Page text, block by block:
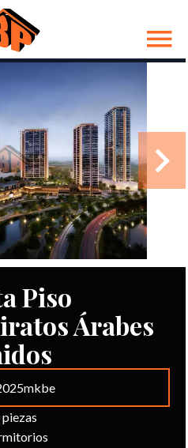
Piso
Árabes
piezas